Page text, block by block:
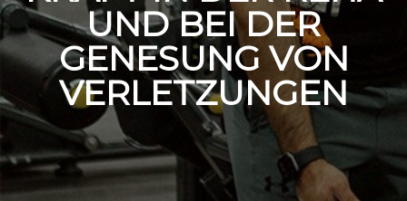
UND BEI DER
GENESUNG VON
VERLETZUNGEN